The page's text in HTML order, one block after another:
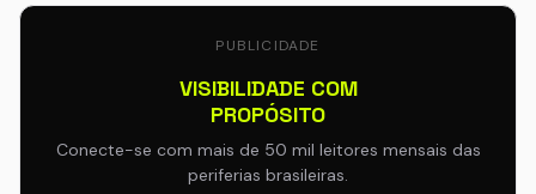
PUBLICIDADE
VISIBILIDADE COM
PROPÓSITO
Conecte-se com mais de 50 mil leitores mensais das
periferias brasileiras.